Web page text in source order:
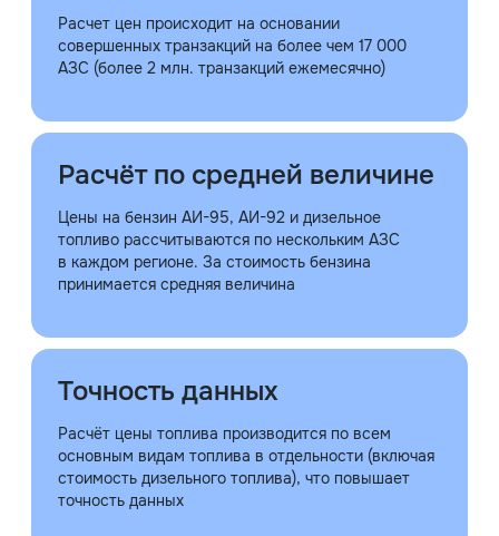
Расчет цен происходит на основании
совершенных транзакций на более чем 17 000
АЗС (более 2 млн. транзакций ежемесячно)
Расчёт по средней величине
Цены на бензин АИ-95, АИ-92 и дизельное
топливо рассчитываются по нескольким АЗС
в каждом регионе. За стоимость бензина
принимается средняя величина
Точность данных
Расчёт цены топлива производится по всем
основным видам топлива в отдельности (включая
стоимость дизельного топлива), что повышает
точность данных